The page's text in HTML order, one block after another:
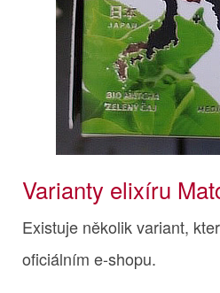
Varianty elixíru
Existuje několik variant,
oficiálním e-shopu.